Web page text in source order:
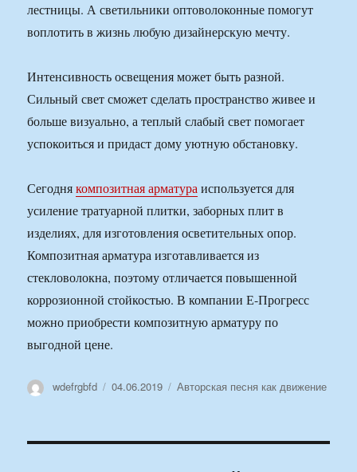
лестницы. А светильники оптоволоконные помогут
воплотить в жизнь любую дизайнерскую мечту.
Интенсивность освещения может быть разной.
Сильный свет сможет сделать пространство живее и
больше визуально, а теплый слабый свет помогает
успокоиться и придаст дому уютную обстановку.
Сегоднякомпозитная арматураиспользуется для
усиление тратуарной плитки, заборных плит в
изделиях, для изготовления осветительных опор.
Композитная арматура изготавливается из
стекловолокна, поэтому отличается повышенной
коррозионной стойкостью. В компании Е-Прогресс
можно приобрести композитную арматуру по
выгодной цене.
Автор
wdefrgbfd Опубликовано
04.06.2019 Рубрики
Авторская песня как движение